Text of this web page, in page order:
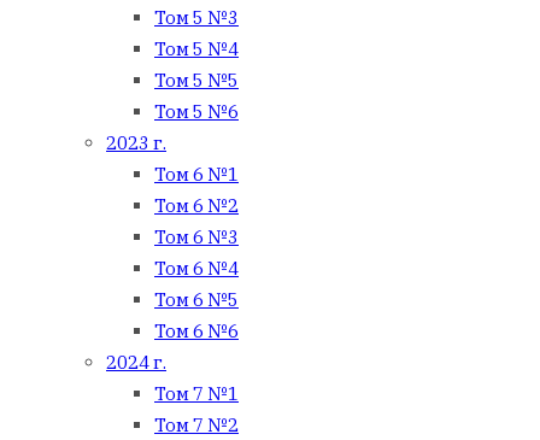
Том 5 №3
Том 5 №4
Том 5 №5
Том 5 №6
2023 г.
Том 6 №1
Том 6 №2
Том 6 №3
Том 6 №4
Том 6 №5
Том 6 №6
2024 г.
Том 7 №1
Том 7 №2